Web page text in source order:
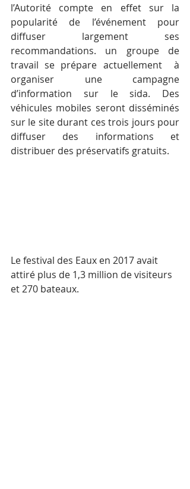
l’Autorité compte en effet sur la
popularité de l’événement pour
diffuser largement ses
recommandations. un groupe de
travail se prépare actuellement  à
organiser une campagne
d’information sur le sida. Des
véhicules mobiles seront disséminés
sur le site durant ces trois jours pour
diffuser des informations et
distribuer des préservatifs gratuits.
Le festival des Eaux en 2017 avait
attiré plus de 1,3 million de visiteurs
et 270 bateaux.